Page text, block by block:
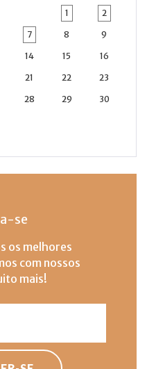
1 2
7 8 9
14 15 16
21 22 23
28 29 30
se
os melhores
com nossos
mais!